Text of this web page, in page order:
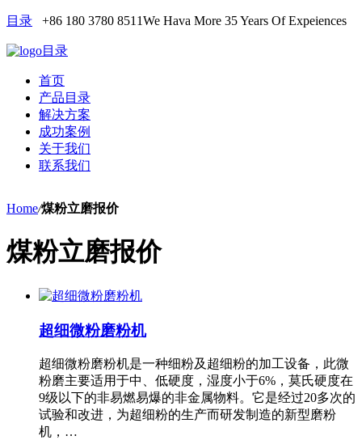
目录 +86 180 3780 8511We Hava More 35 Years Of Expeiences
目录
首页
产品目录
解决方案
成功案例
关于我们
联系我们
Home/煤粉立磨报价
煤粉立磨报价
超细微粉磨粉机
超细微粉磨粉机是一种细粉及超细粉的加工设备，此微
粉磨主要适用于中、低硬度，湿度小于6%，莫氏硬度在
9级以下的非易燃易爆的非金属物料。它是经过20多次的
试验和改进，为超细粉的生产而研发制造的新型磨粉
机，…